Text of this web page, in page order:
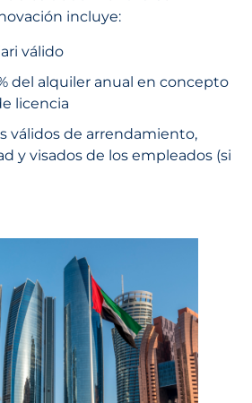
incluye:
válido
del alquiler anual en concepto
licencia
válidos de arrendamiento,
y visados de los empleados (si